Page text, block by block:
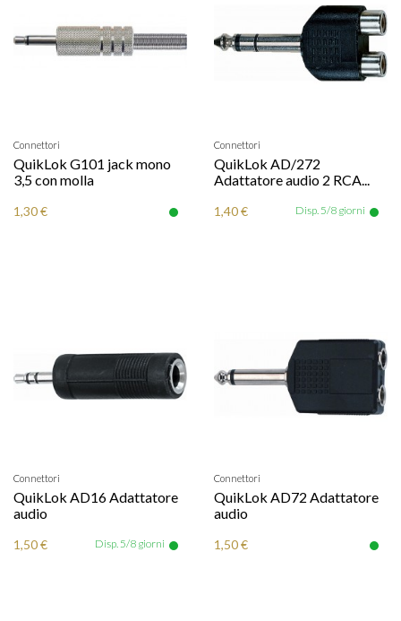
Connettori
QuikLok G101 jack mono
3,5 con molla
1,30 €
Connettori
QuikLok AD/272
Adattatore audio 2 RCA...
1,40 € Disp. 5/8 giorni
Connettori
QuikLok AD16 Adattatore
audio
1,50 € Disp. 5/8 giorni
Connettori
QuikLok AD72 Adattatore
audio
1,50 €